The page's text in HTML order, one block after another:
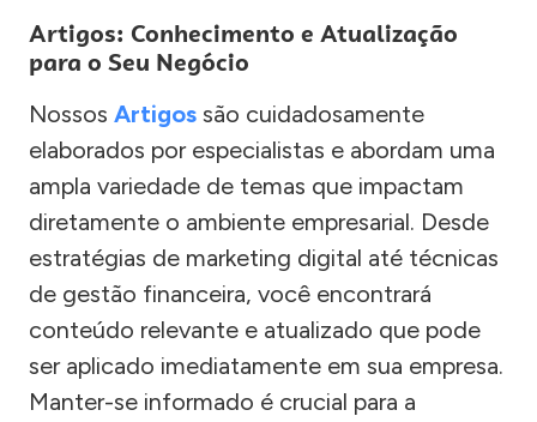
Artigos: Conhecimento e Atualização
para o Seu Negócio
Nossos Artigos são cuidadosamente
elaborados por especialistas e abordam uma
ampla variedade de temas que impactam
diretamente o ambiente empresarial. Desde
estratégias de marketing digital até técnicas
de gestão financeira, você encontrará
conteúdo relevante e atualizado que pode
ser aplicado imediatamente em sua empresa.
Manter-se informado é crucial para a